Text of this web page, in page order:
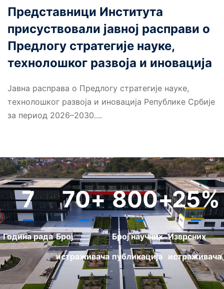
Представници Института
присуствовали јавној расправи о
Предлогу стратегије науке,
технолошког развоја и иновација
Јавна расправа о Предлогу стратегије науке,
технолошког развоја и иновација Републике Србије
за период 2026–2030....
Година рада
7
Број
истраживача
70+
Број научних
публикација
800+
Изврсних
истраживача
25%